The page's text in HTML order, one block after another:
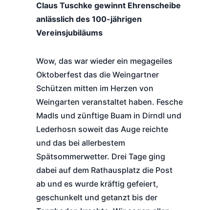
Claus Tuschke gewinnt Ehrenscheibe
anlässlich des 100-jährigen
Vereinsjubiläums
Wow, das war wieder ein megageiles
Oktoberfest das die Weingartner
Schützen mitten im Herzen von
Weingarten veranstaltet haben. Fesche
Madls und zünftige Buam in Dirndl und
Lederhosn soweit das Auge reichte
und das bei allerbestem
Spätsommerwetter. Drei Tage ging
dabei auf dem Rathausplatz die Post
ab und es wurde kräftig gefeiert,
geschunkelt und getanzt bis der